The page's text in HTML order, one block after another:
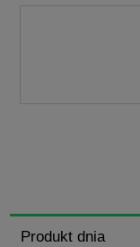
Produkt dnia